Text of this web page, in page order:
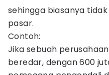
sehingga biasanya
pasar.
Contoh:
Jika sebuah
beredar, dengan 600